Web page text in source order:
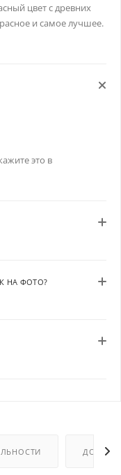
цвет с древних
и самое лучшее.
это в
НА ФОТО?